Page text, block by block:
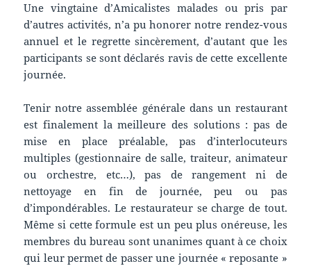
Une vingtaine d’Amicalistes malades ou pris par
d’autres activités, n’a pu honorer notre rendez-vous
annuel et le regrette sincèrement, d’autant que les
participants se sont déclarés ravis de cette excellente
journée.
Tenir notre assemblée générale dans un restaurant
est finalement la meilleure des solutions : pas de
mise en place préalable, pas d’interlocuteurs
multiples (gestionnaire de salle, traiteur, animateur
ou orchestre, etc…), pas de rangement ni de
nettoyage en fin de journée, peu ou pas
d’impondérables. Le restaurateur se charge de tout.
Même si cette formule est un peu plus onéreuse, les
membres du bureau sont unanimes quant à ce choix
qui leur permet de passer une journée « reposante »